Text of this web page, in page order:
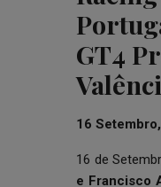
GT4
16
16 de
e Francisco